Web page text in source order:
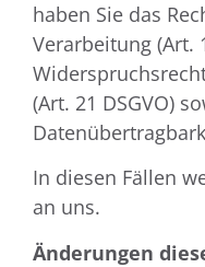
haben Sie das
Verarbeitung (Art.
(Art. 21 DSGVO)
In diesen Fällen
an uns.
Änderungen